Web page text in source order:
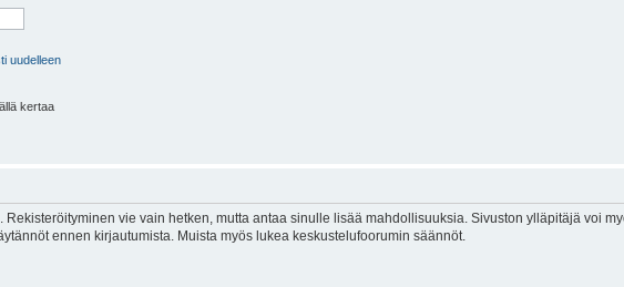
uudelleen
kertaa
vie vain hetken, mutta antaa sinulle lisää mahdollisuuksia. Sivuston ylläpitäjä voi
ennen kirjautumista. Muista myös lukea keskustelufoorumin säännöt.